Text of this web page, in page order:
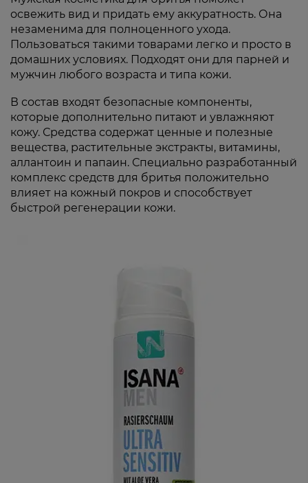
освежить вид и придать ему аккуратность. Она
незаменима для полноценного ухода.
Пользоваться такими товарами легко и просто в
домашних условиях. Подходят они для парней и
мужчин любого возраста и типа кожи.
В состав входят безопасные компоненты,
которые дополнительно питают и увлажняют
кожу. Средства содержат ценные и полезные
вещества, растительные экстракты, витамины,
аллантоин и папаин. Специально разработанный
комплекс средств для бритья положительно
влияет на кожный покров и способствует
быстрой регенерации кожи.